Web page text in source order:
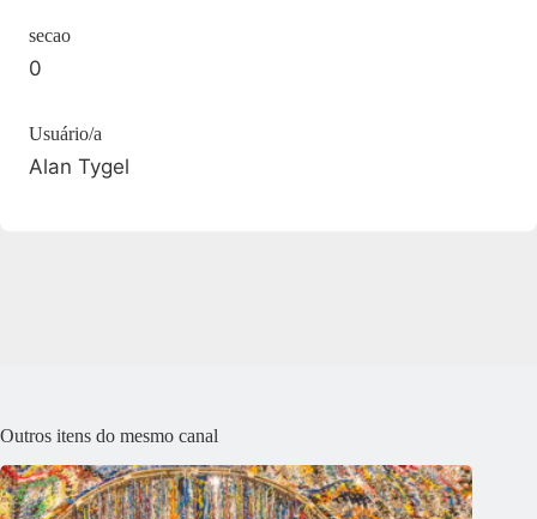
secao
0
Usuário/a
Alan Tygel
Outros itens do mesmo canal